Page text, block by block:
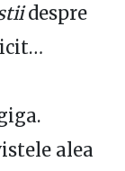
despre
alea